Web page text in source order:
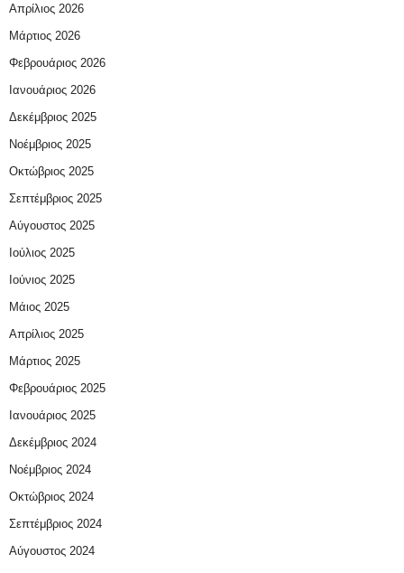
Απρίλιος 2026
Μάρτιος 2026
Φεβρουάριος 2026
Ιανουάριος 2026
Δεκέμβριος 2025
Νοέμβριος 2025
Οκτώβριος 2025
Σεπτέμβριος 2025
Αύγουστος 2025
Ιούλιος 2025
Ιούνιος 2025
Μάιος 2025
Απρίλιος 2025
Μάρτιος 2025
Φεβρουάριος 2025
Ιανουάριος 2025
Δεκέμβριος 2024
Νοέμβριος 2024
Οκτώβριος 2024
Σεπτέμβριος 2024
Αύγουστος 2024